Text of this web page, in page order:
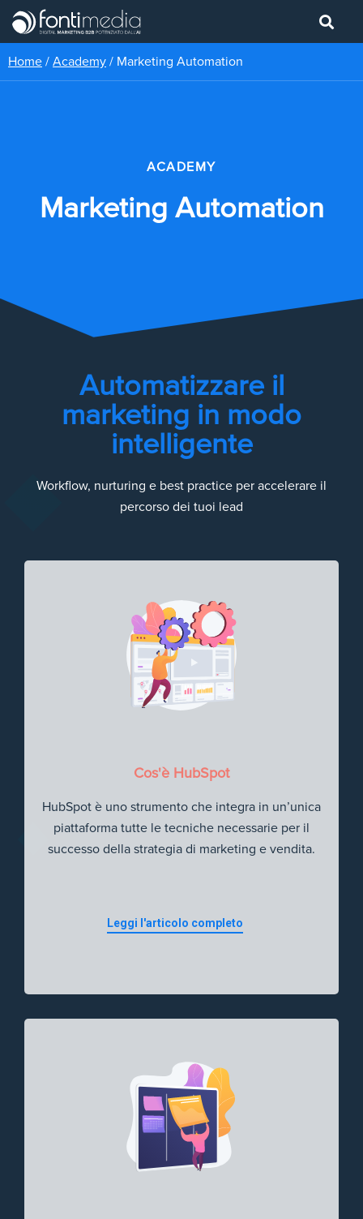
Home / Academy / Marketing Automation
ACADEMY
Marketing Automation
Automatizzare il
marketing in modo
intelligente
Workflow, nurturing e best practice per accelerare il
percorso dei tuoi lead
Cos'è HubSpot
HubSpot è uno strumento che integra in un’unica
piattaforma tutte le tecniche necessarie per il
successo della strategia di marketing e vendita.
Leggi l'articolo completo